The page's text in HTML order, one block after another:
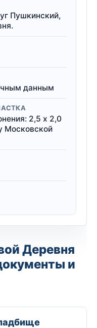
Пушкинский,
данным
2,5 x 2,0
Московской
Деревня
и